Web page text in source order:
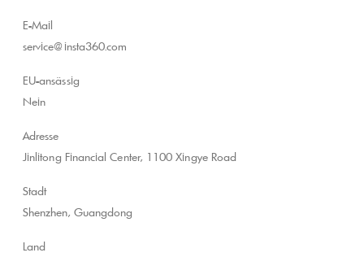
E-Mail
service@insta360.com
EU-ansässig
Nein
Adresse
Jinlitong Financial Center, 1100 Xingye Road
Stadt
Shenzhen, Guangdong
Land